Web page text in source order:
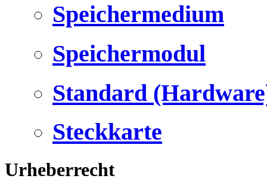
Speichermedium
Speichermodul
Standard
Steckkarte
Urheberrecht